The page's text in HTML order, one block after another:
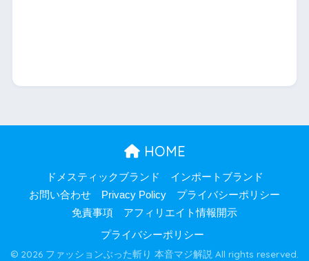
HOME
ドメスティックブランド
インポートブランド
お問い合わせ
Privacy Policy
プライバシーポリシー
免責事項
アフィリエイト情報開示
プライバシーポリシー
© 2026 ファッションぶった斬り 本音マジ解説 All rights reserved.